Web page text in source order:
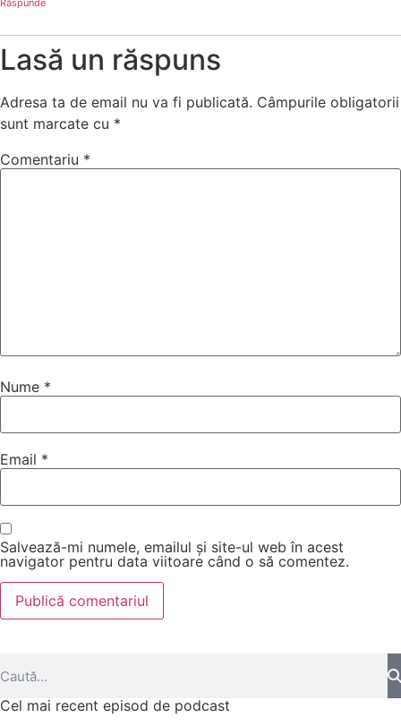
Lasă un răspuns
Adresa ta de email nu va fi publicată. Câmpurile obligatorii
sunt marcate cu *
Comentariu *
Nume *
Email *
Salvează-mi numele, emailul și site-ul web în acest
navigator pentru data viitoare când o să comentez.
Cel mai recent episod de podcast